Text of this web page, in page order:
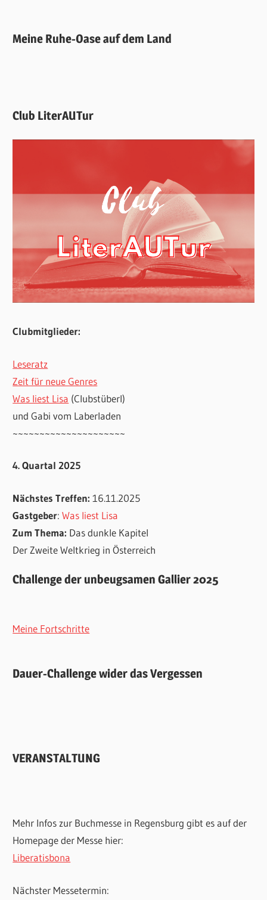
Meine Ruhe-Oase auf dem Land
Club LiterAUTur
Clubmitglieder:
Leseratz
Zeit für neue Genres
Was liest Lisa (Clubstüberl)
und Gabi vom Laberladen
~~~~~~~~~~~~~~~~~~~~~
4. Quartal 2025
Nächstes Treffen:16.11.2025
Gastgeber:Was liest Lisa
Zum Thema: Das dunkle Kapitel
Der Zweite Weltkrieg in Österreich
Challenge der unbeugsamen Gallier 2025
Meine Fortschritte
Dauer-Challenge wider das Vergessen
VERANSTALTUNG
Mehr Infos zur Buchmesse in Regensburg gibt es auf der
Homepage der Messe hier:
Liberatisbona
Nächster Messetermin: